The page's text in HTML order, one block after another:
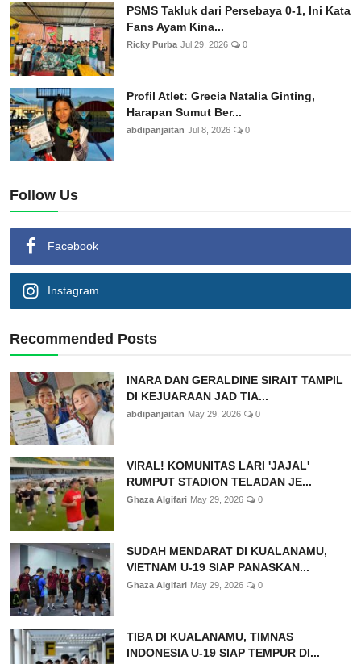
PSMS Takluk dari Persebaya 0-1, Ini Kata
Fans Ayam Kina...
Ricky Purba Jul 29, 2026 0
Profil Atlet: Grecia Natalia Ginting,
Harapan Sumut Ber...
abdipanjaitan Jul 8, 2026 0
Follow Us
Facebook
Instagram
Recommended Posts
INARA DAN GERALDINE SIRAIT TAMPIL
DI KEJUARAAN JAD TIA...
abdipanjaitan May 29, 2026 0
VIRAL! KOMUNITAS LARI 'JAJAL'
RUMPUT STADION TELADAN JE...
Ghaza Algifari May 29, 2026 0
SUDAH MENDARAT DI KUALANAMU,
VIETNAM U-19 SIAP PANASKAN...
Ghaza Algifari May 29, 2026 0
TIBA DI KUALANAMU, TIMNAS
INDONESIA U-19 SIAP TEMPUR DI...